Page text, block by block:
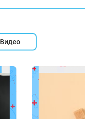
Видео